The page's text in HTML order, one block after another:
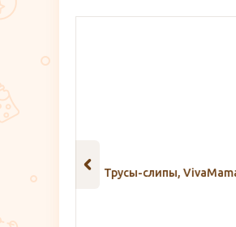
Трусы для рожениц